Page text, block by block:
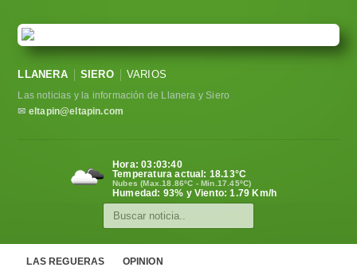
LLANERA SIERO VARIOS
Las noticias y la información de Llanera y Siero
✉ eltapin@eltapin.com
Hora:03:03:41
Temperatura actual: 18.13°C
Nubes (Max.18.86ºC - Min.17.45ºC)
Humedad: 93% y Viento: 1.79 Km/h
LAS REGUERAS OPINION